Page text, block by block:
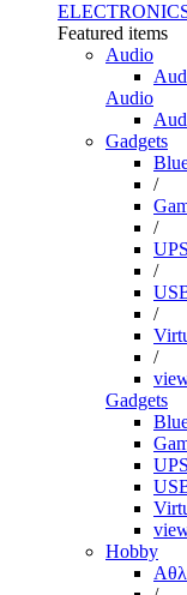
Featured items
Audio
Audio
Gadgets
/
/
/
/
/
Gadgets
Hobby